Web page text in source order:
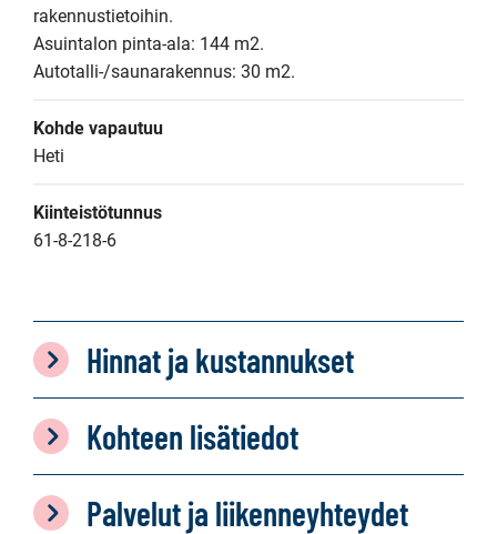
rakennustietoihin.
Asuintalon pinta-ala: 144 m2.
Autotalli-/saunarakennus: 30 m2.
Kohde vapautuu
Heti
Kiinteistötunnus
61-8-218-6
Hinnat ja kustannukset
Kohteen lisätiedot
Palvelut ja liikenneyhteydet